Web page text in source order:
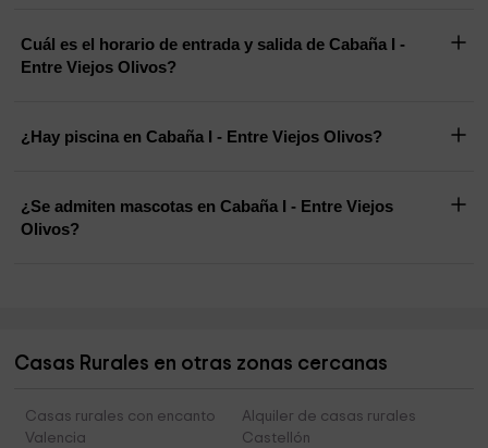
Cuál es el horario de entrada y salida de Cabaña I -
Entre Viejos Olivos?
¿Hay piscina en Cabaña I - Entre Viejos Olivos?
¿Se admiten mascotas en Cabaña I - Entre Viejos
Olivos?
Casas Rurales en otras zonas cercanas
Casas rurales con encanto
Valencia
Alquiler de casas rurales
Castellón